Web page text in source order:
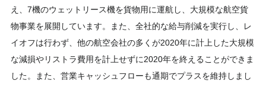
え、7機のウェットリース機を貨物用に運航し、大規模な航空貨
物事業を展開しています。また、全社的な給与削減を実行し、レ
イオフは行わず、他の航空会社の多くが2020年に計上した大規模
な減損やリストラ費用を計上せずに2020年を終えることができま
した。また、営業キャッシュフローも通期でプラスを維持しまし